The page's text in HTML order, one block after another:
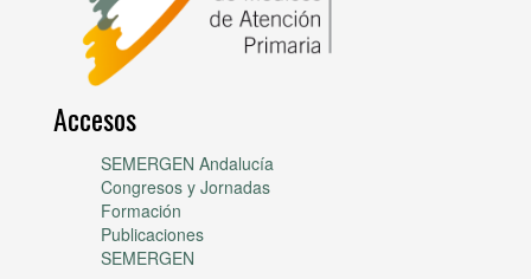
Accesos
SEMERGEN Andalucía
Congresos y Jornadas
Formación
Publicaciones
SEMERGEN